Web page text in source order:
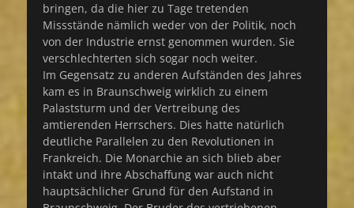
bringen, da die hier zu Tage tretenden
Missstände nämlich weder von der Politik, noch
von der Industrie ernst genommen wurden. Sie
verschlechterten sich sogar noch weiter.
Im Gegensatz zu anderen Aufständen des Jahres
kam es in Braunschweig wirklich zu einem
Palaststurm und der Vertreibung des
amtierenden Herrschers. Dies hatte natürlich
deutliche Parallelen zu den Revolutionen in
Frankreich. Die Monarchie an sich blieb aber
intakt und ihre Abschaffung war auch nicht
hauptsächlicher Grund für den Aufstand in